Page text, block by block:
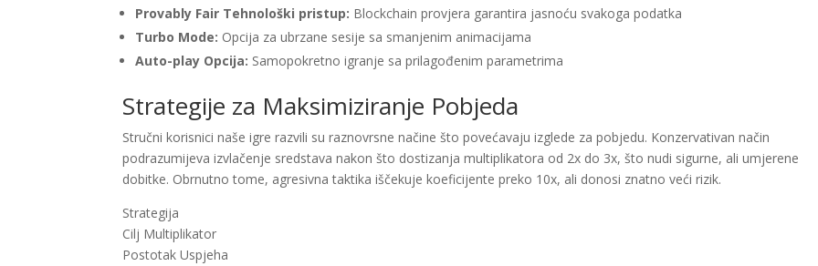
Provably Fair Tehnološki pristup: Blockchain provjera garantira jasnoću svakoga podatka
Turbo Mode: Opcija za ubrzane sesije sa smanjenim animacijama
Auto-play Opcija: Samopokretno igranje sa prilagođenim parametrima
Strategije za Maksimiziranje Pobjeda
Stručni korisnici naše igre razvili su raznovrsne načine što povećavaju izglede za pobjedu. Konzervativan način
podrazumijeva izvlačenje sredstava nakon što dostizanja multiplikatora od 2x do 3x, što nudi sigurne, ali umjerene
dobitke. Obrnutno tome, agresivna taktika iščekuje koeficijente preko 10x, ali donosi znatno veći rizik.
Strategija
Cilj Multiplikator
Postotak Uspjeha